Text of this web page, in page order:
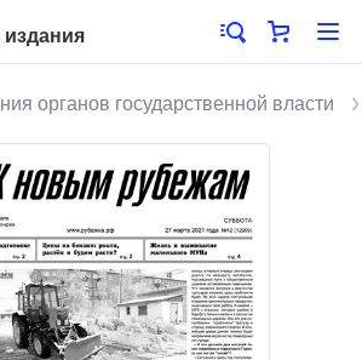
издания
органов государственной власти